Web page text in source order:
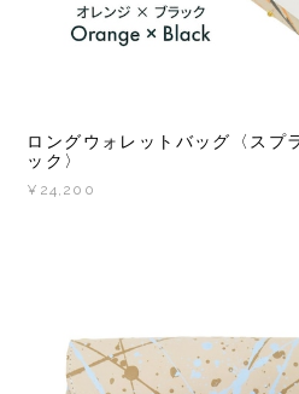
ロングウォレットバッグ〈ス
ック〉
¥24,200